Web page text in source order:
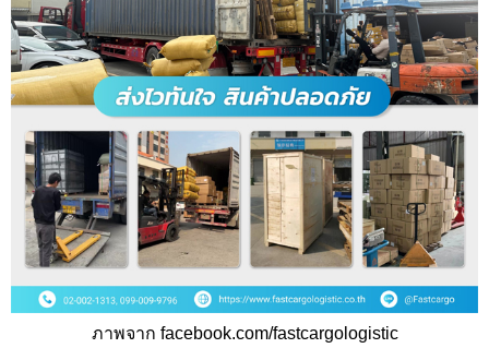
ภาพจาก facebook.com/fastcargologistic